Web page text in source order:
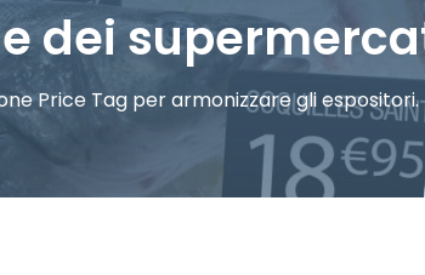
dei
Price Tag per armonizzare gli espositori.